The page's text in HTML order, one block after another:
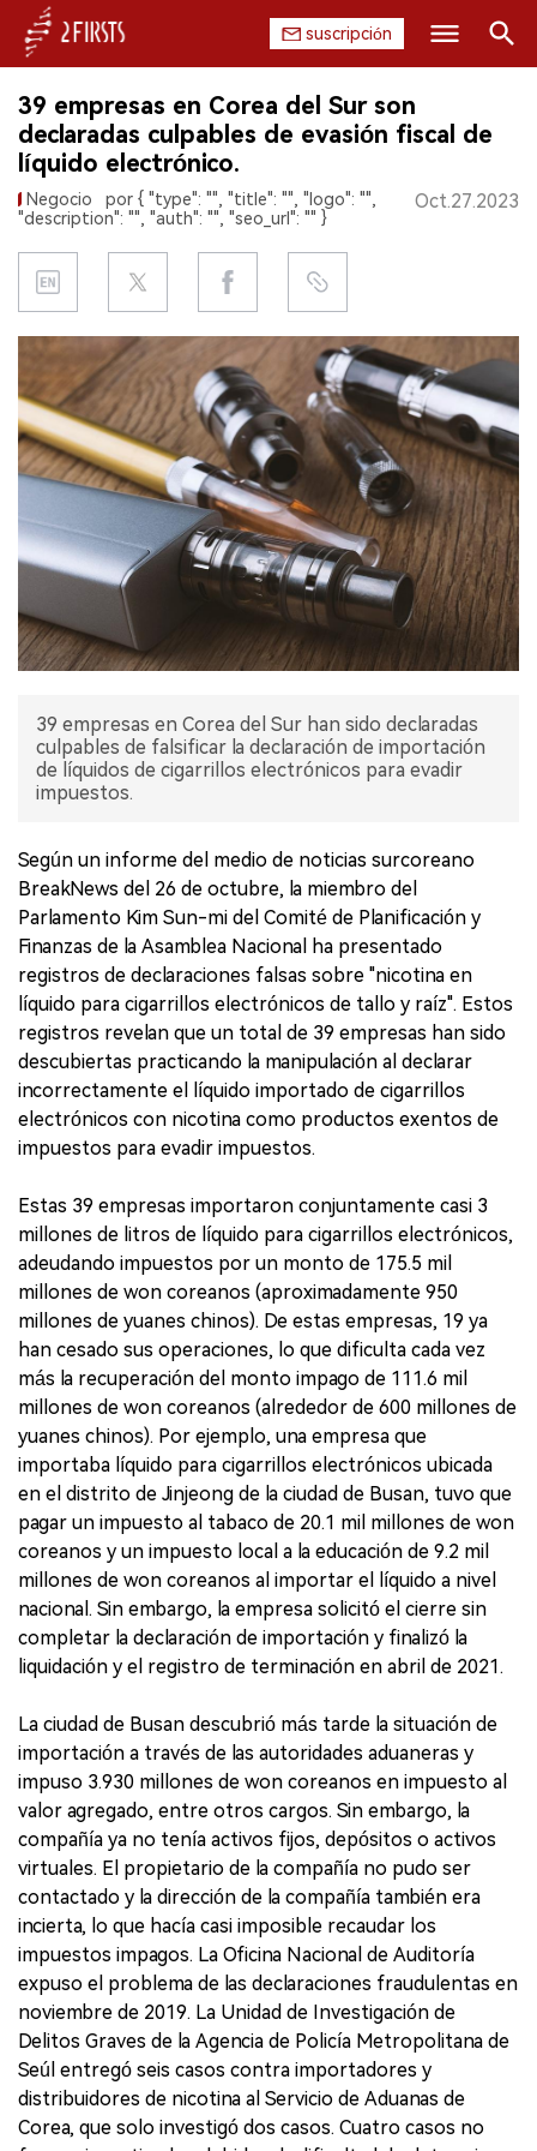
suscripción
INICIO
EMPRESA
REGULACIÓN
CHINA
DATOS
EXPOSICIÓN
ENTREVISTA
39 empresas en Corea del Sur son
declaradas culpables de evasión fiscal de
líquido electrónico.
Negocio
por { "type": "", "title": "", "logo": "",
"description": "", "auth": "", "seo_url": "" }
Oct.27.2023
39 empresas en Corea del Sur han sido declaradas
culpables de falsificar la declaración de importación
de líquidos de cigarrillos electrónicos para evadir
impuestos.
Según un informe del medio de noticias surcoreano
BreakNews del 26 de octubre, la miembro del
Parlamento Kim Sun-mi del Comité de Planificación y
Finanzas de la Asamblea Nacional ha presentado
registros de declaraciones falsas sobre "nicotina en
líquido para cigarrillos electrónicos de tallo y raíz". Estos
registros revelan que un total de 39 empresas han sido
descubiertas practicando la manipulación al declarar
incorrectamente el líquido importado de cigarrillos
electrónicos con nicotina como productos exentos de
impuestos para evadir impuestos.
Estas 39 empresas importaron conjuntamente casi 3
millones de litros de líquido para cigarrillos electrónicos,
adeudando impuestos por un monto de 175.5 mil
millones de won coreanos (aproximadamente 950
millones de yuanes chinos). De estas empresas, 19 ya
han cesado sus operaciones, lo que dificulta cada vez
más la recuperación del monto impago de 111.6 mil
millones de won coreanos (alrededor de 600 millones de
yuanes chinos). Por ejemplo, una empresa que
importaba líquido para cigarrillos electrónicos ubicada
en el distrito de Jinjeong de la ciudad de Busan, tuvo que
pagar un impuesto al tabaco de 20.1 mil millones de won
coreanos y un impuesto local a la educación de 9.2 mil
millones de won coreanos al importar el líquido a nivel
nacional. Sin embargo, la empresa solicitó el cierre sin
completar la declaración de importación y finalizó la
liquidación y el registro de terminación en abril de 2021.
La ciudad de Busan descubrió más tarde la situación de
importación a través de las autoridades aduaneras y
impuso 3.930 millones de won coreanos en impuesto al
valor agregado, entre otros cargos. Sin embargo, la
compañía ya no tenía activos fijos, depósitos o activos
virtuales. El propietario de la compañía no pudo ser
contactado y la dirección de la compañía también era
incierta, lo que hacía casi imposible recaudar los
impuestos impagos. La Oficina Nacional de Auditoría
expuso el problema de las declaraciones fraudulentas en
noviembre de 2019. La Unidad de Investigación de
Delitos Graves de la Agencia de Policía Metropolitana de
Seúl entregó seis casos contra importadores y
distribuidores de nicotina al Servicio de Aduanas de
Corea, que solo investigó dos casos. Cuatro casos no